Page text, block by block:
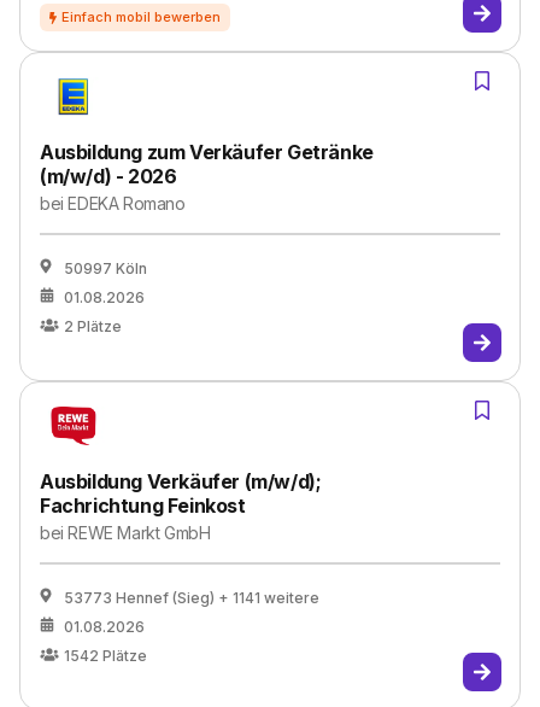
Ausbildung zum Verkäufer Getränke
(m/w/d) - 2026
beiEDEKA Romano
50997 Köln
01.08.2026
2 Plätze
Ausbildung Verkäufer (m/w/d);
Fachrichtung Feinkost
beiREWE Markt GmbH
53773 Hennef (Sieg) + 1141 weitere
01.08.2026
1542 Plätze